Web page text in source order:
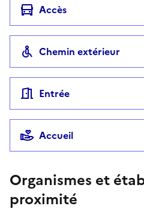
Accès
Chemin extérieur
Entrée
Accueil
Organismes et
proximité